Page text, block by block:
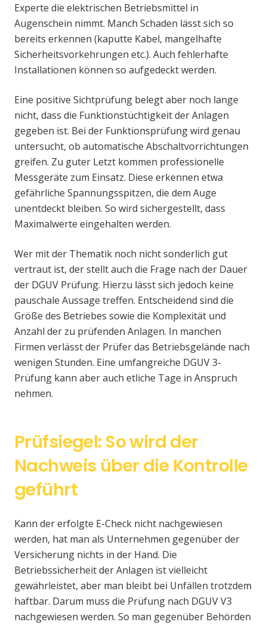
Experte die elektrischen Betriebsmittel in
Augenschein nimmt. Manch Schaden lässt sich so
bereits erkennen (kaputte Kabel, mangelhafte
Sicherheitsvorkehrungen etc.). Auch fehlerhafte
Installationen können so aufgedeckt werden.
Eine positive Sichtprüfung belegt aber noch lange
nicht, dass die Funktionstüchtigkeit der Anlagen
gegeben ist. Bei der Funktionsprüfung wird genau
untersucht, ob automatische Abschaltvorrichtungen
greifen. Zu guter Letzt kommen professionelle
Messgeräte zum Einsatz. Diese erkennen etwa
gefährliche Spannungsspitzen, die dem Auge
unentdeckt bleiben. So wird sichergestellt, dass
Maximalwerte eingehalten werden.
Wer mit der Thematik noch nicht sonderlich gut
vertraut ist, der stellt auch die Frage nach der Dauer
der DGUV Prüfung. Hierzu lässt sich jedoch keine
pauschale Aussage treffen. Entscheidend sind die
Größe des Betriebes sowie die Komplexität und
Anzahl der zu prüfenden Anlagen. In manchen
Firmen verlässt der Prüfer das Betriebsgelände nach
wenigen Stunden. Eine umfangreiche DGUV 3-
Prüfung kann aber auch etliche Tage in Anspruch
nehmen.
Prüfsiegel: So wird der
Nachweis über die Kontrolle
geführt
Kann der erfolgte E-Check nicht nachgewiesen
werden, hat man als Unternehmen gegenüber der
Versicherung nichts in der Hand. Die
Betriebssicherheit der Anlagen ist vielleicht
gewährleistet, aber man bleibt bei Unfällen trotzdem
haftbar. Darum muss die Prüfung nach DGUV V3
nachgewiesen werden. So man gegenüber Behörden